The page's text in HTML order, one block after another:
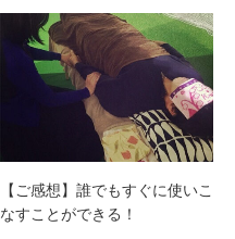
【ご感想】誰でもすぐに使いこ
なすことができる！